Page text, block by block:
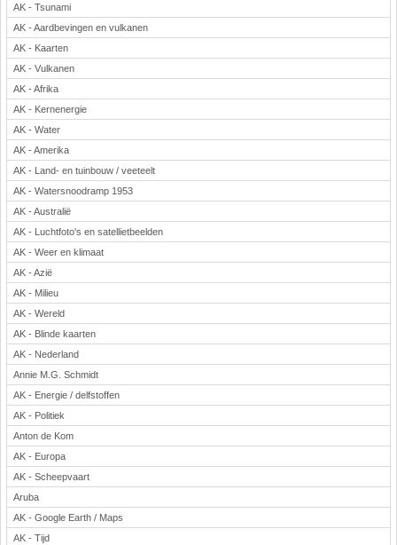
Rekenen
Scheikunde
Sport
Techniek
Verkeer
Wiskunde
Onderwerpen
Apps en tablets
Collecties digibord
Digiborden / touchscreens
Digibordtools
Downloads basisonderwijs
Herfst
Kerstmis
Kinder-/Jeugdboeken
Lente
Onderbouw PO
Pasen
Voetbal
AK - Tsunami
AK - Aardbevingen en vulkanen
AK - Kaarten
AK - Vulkanen
AK - Afrika
AK - Kernenergie
AK - Water
AK - Amerika
AK - Land- en tuinbouw / veeteelt
AK - Watersnoodramp 1953
AK - Australië
AK - Luchtfoto's en satellietbeelden
AK - Weer en klimaat
AK - Azië
AK - Milieu
AK - Wereld
AK - Blinde kaarten
AK - Nederland
Annie M.G. Schmidt
AK - Energie / delfstoffen
AK - Politiek
Anton de Kom
AK - Europa
AK - Scheepvaart
Aruba
AK - Google Earth / Maps
AK - Tijd